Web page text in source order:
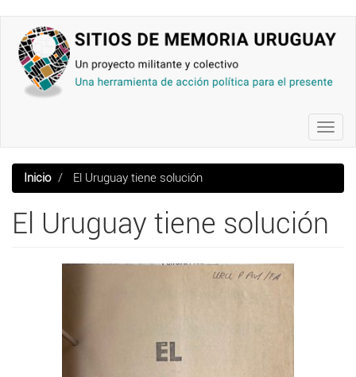
contenido
principal
Inicio El Uruguay tiene solución
El Uruguay tiene solución